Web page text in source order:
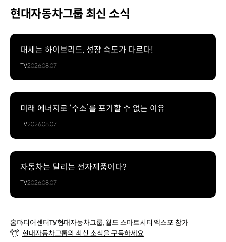
현대자동차그룹 최신 소식
대세는 하이브리드, 성장 속도가 다르다!
TV2026.08.07
미래 에너지로 ‘수소’를 포기할 수 없는 이유
TV2026.08.07
자동차는 달리는 전자제품이다?
TV2026.08.07
홈미디어센터TV현대자동차그룹, 월드 스마트시티 엑스포 참가
현대자동차그룹의 최신 소식을 구독하세요